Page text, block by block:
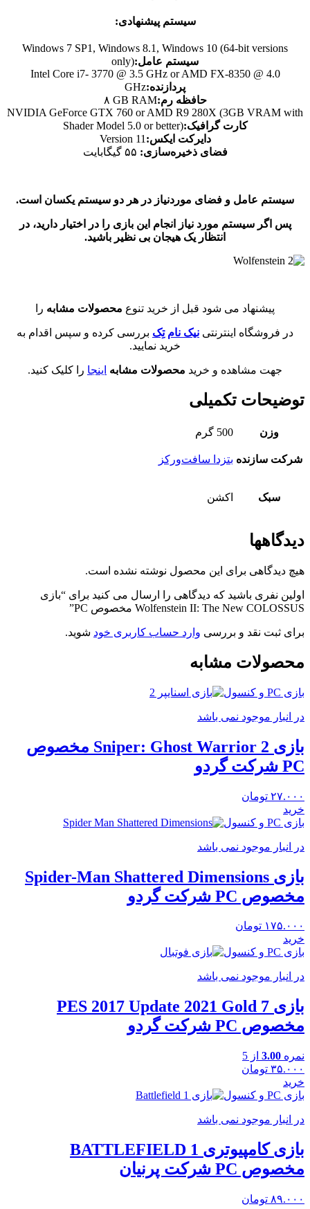
سیستم پیشنهادی:
Windows 7 SP1, Windows 8.1, Windows 10 (64-bit versions
only) :سیستم عامل
Intel Core i7- 3770 @ 3.5 GHz or AMD FX-8350 @ 4.0
GHz :پردازنده
۸ GB RAM :حافظه رم
NVIDIA GeForce GTX 760 or AMD R9 280X (3GB VRAM with
Shader Model 5.0 or better):کارت گرافیک
Version 11 :دایرکت ایکس
فضای ذخیره‌سازی:
سیستم عامل و فضای موردنیاز در هر دو سیستم یکسان است.
پس اگر سیستم مورد نیاز انجام این بازی را در اختیار دارید، در
انتظار یک هیجان بی نظیر باشید.
پیشنهاد می شود قبل از خرید تنوع محصولات مشابه را
در فروشگاه اینترنتی نیک نام تِک بررسی کرده و سپس اقدام به
خرید نمایید.
جهت مشاهده و خرید محصولات مشابه اینجا را کلیک کنید.
توضیحات تکمیلی
وزن 500 گرم
شرکت سازنده بتزدا سافت‌ورکز
سبک اکشن
دیدگاهها
هیچ دیدگاهی برای این محصول نوشته نشده است.
اولین نفری باشید که دیدگاهی را ارسال می کنید برای “بازی
Wolfenstein II: The New COLOSSUS مخصوص PC”
برای ثبت نقد و بررسی وارد حساب کاربری خود شوید.
محصولات مشابه
بازی PC و کنسول
در انبار موجود نمی باشد
بازی Sniper: Ghost Warrior 2 مخصوص
PC شرکت گردو
۲۷.۰۰۰ تومان
خرید
بازی PC و کنسول
در انبار موجود نمی باشد
بازی Spider-Man Shattered Dimensions
مخصوص PC شرکت گردو
۱۷۵.۰۰۰ تومان
خرید
بازی PC و کنسول
در انبار موجود نمی باشد
بازی PES 2017 Update 2021 Gold 7
مخصوص PC شرکت گردو
نمره 3.00 از 5
۳۵.۰۰۰ تومان
خرید
بازی PC و کنسول
در انبار موجود نمی باشد
بازی کامپیوتری BATTLEFIELD 1
مخصوص PC شرکت پرنیان
۸۹.۰۰۰ تومان